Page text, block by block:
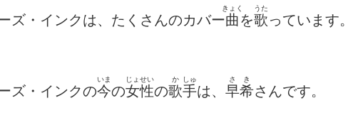
ズ・インクは、たくさんのカバー曲
きょく
を歌
うた
っています。
ズ・インクの今
いま
の女性
じょせい
の歌
か
手
しゅ
は、 早
さ
希
き
さんです。